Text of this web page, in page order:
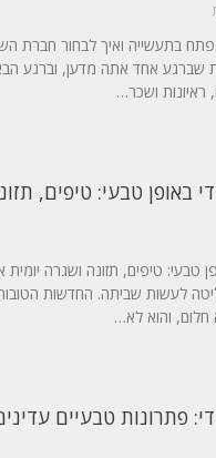
בתעשייה ואיך לבחור חברת
שברגע אחד אתה מדען, וברגע
ראיונות ושכר…
באופן טבעי: טיפים,
טבעי: טיפים, תזונה ושגרה
לעשות שביתה. החדשות
חלום, והוא לא…
פתרונות טבעיים